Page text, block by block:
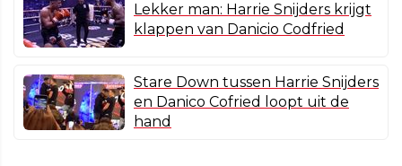
Lekker man: Harrie Snijders krijgt
klappen van Danicio Codfried
Stare Down tussen Harrie Snijders
en Danico Cofried loopt uit de
hand